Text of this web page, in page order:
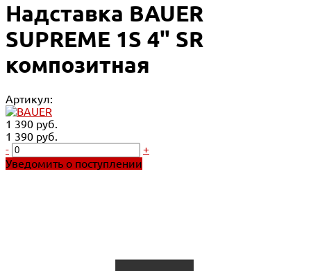
Надставка BAUER
SUPREME 1S 4" SR
композитная
Артикул:
1 390 руб.
1 390 руб.
-
+
Уведомить о поступлении